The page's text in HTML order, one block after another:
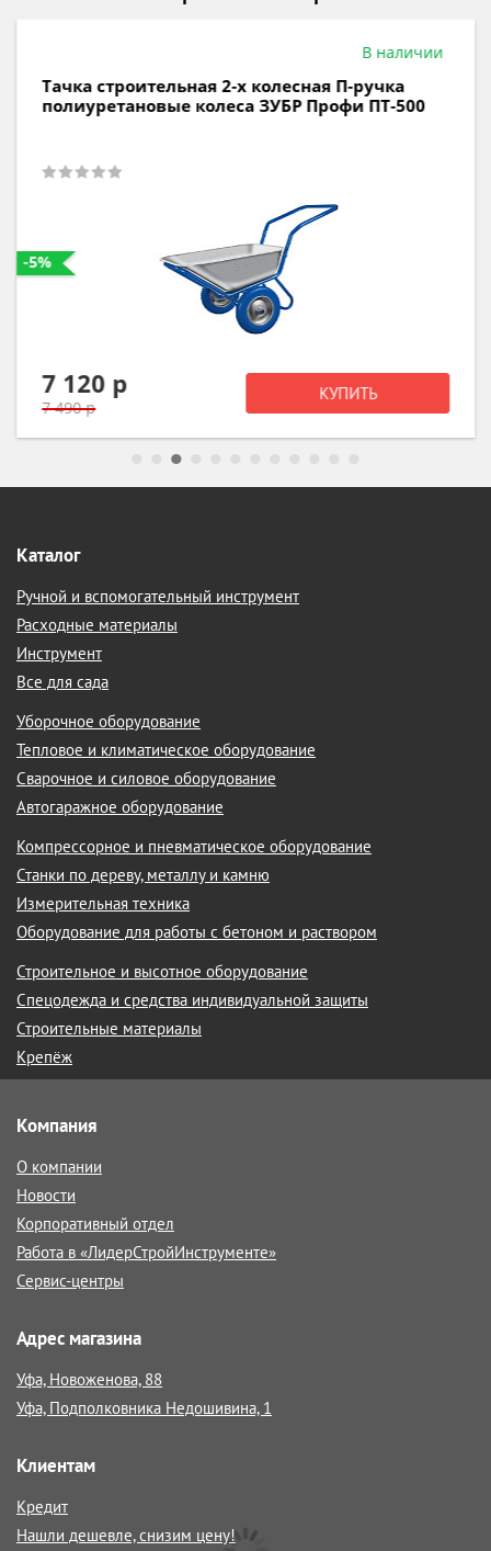
В наличии
Тачка строительная 2-х колесная П-ручка
полиуретановые колеса ЗУБР Профи ПТ-500
-5%
7 120 р
7 490 р
КУПИТЬ
Каталог
Ручной и вспомогательный инструмент
Расходные материалы
Инструмент
Все для сада
Уборочное оборудование
Тепловое и климатическое оборудование
Сварочное и силовое оборудование
Автогаражное оборудование
Компрессорное и пневматическое оборудование
Станки по дереву, металлу и камню
Измерительная техника
Оборудование для работы с бетоном и раствором
Строительное и высотное оборудование
Спецодежда и средства индивидуальной защиты
Строительные материалы
Крепёж
Компания
О компании
Новости
Корпоративный отдел
Работа в «ЛидерСтройИнструменте»
Сервис-центры
Адрес магазина
Уфа, Новоженова, 88
Уфа, Подполковника Недошивина, 1
Клиентам
Кредит
Нашли дешевле, снизим цену!